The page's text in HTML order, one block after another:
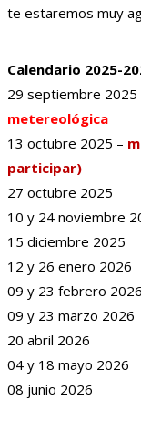
te estaremos muy
Calendario 2025-
29 septiembre 2025
metereológica
13 octubre 2025 –
participar)
27 octubre 2025
10 y 24 noviembre
15 diciembre 2025
12 y 26 enero 2026
09 y 23 febrero 2026
09 y 23 marzo 2026
20 abril 2026
04 y 18 mayo 2026
08 junio 2026